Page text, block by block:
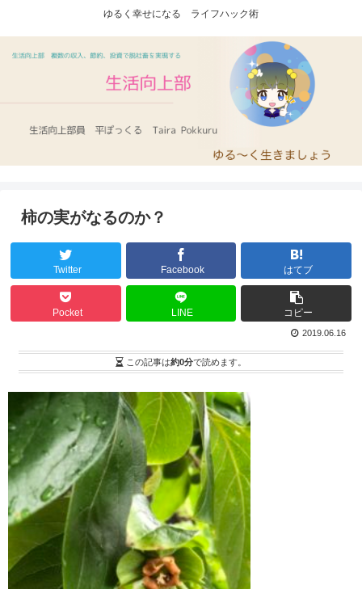
ゆるく幸せになる ライフハック術
柿の実がなるのか？
Twitter Facebook はてブ
Pocket LINE コピー
2019.06.16
この記事は約0分で読めます。